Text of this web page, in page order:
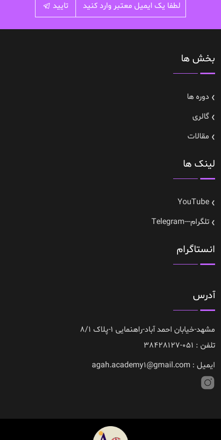
تایید
بخش ها
دوره ها
گالری
مقالات
لینک ها
YouTube
تلگرام---Telegram
انستاگرام
آدرس
مشهد-خیابان احمد آباد-راهنمایی 1-پلاک 8/1
تلفن : 051-38428127
ایمیل : agah.academy1@gmail.com